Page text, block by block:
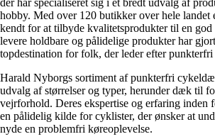
der har specialiseret sig i et bredt udvalg af
hobby. Med over 120 butikker over hele
kendt for at tilbyde kvalitetsprodukter til en god
levere holdbare og pålidelige produkter har
topdestination for folk, der leder efter
Harald Nyborgs sortiment af punkterfri
udvalg af størrelser og typer, herunder dæk til
vejrforhold. Deres ekspertise og erfaring inden
en pålidelig kilde for cyklister, der ønsker at
nyde en problemfri køreoplevelse.